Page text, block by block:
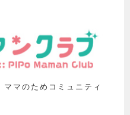
マのためコミュニティ